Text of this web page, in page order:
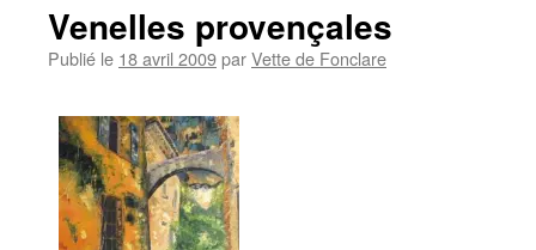
Venelles provençales
Publié le 18 avril 2009parVette de Fonclare